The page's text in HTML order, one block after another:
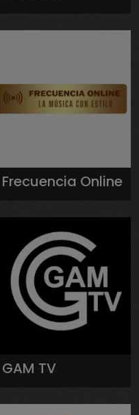
Frecuencia Online
GAM TV